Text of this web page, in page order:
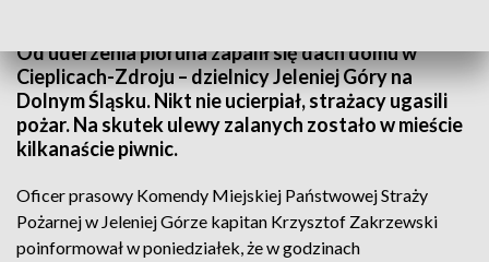
Od uderzenia pioruna zapalił się dach domu w
Cieplicach-Zdroju – dzielnicy Jeleniej Góry na
Dolnym Śląsku. Nikt nie ucierpiał, strażacy ugasili
pożar. Na skutek ulewy zalanych zostało w mieście
kilkanaście piwnic.
Oficer prasowy Komendy Miejskiej Państwowej Straży
Pożarnej w Jeleniej Górze kapitan Krzysztof Zakrzewski
poinformował w poniedziałek, że w godzinach